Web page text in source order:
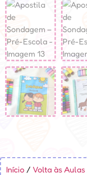
Início / Volta às Aulas